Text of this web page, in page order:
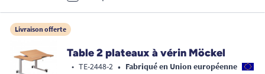
Livraison offerte
Table 2 plateaux à vérin Möckel
• TE-2448-2 • Fabriqué en Union européenne